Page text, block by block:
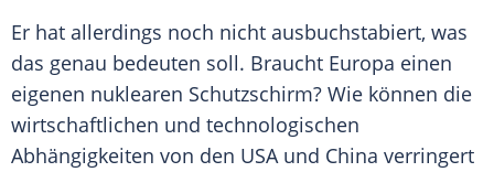
Er hat allerdings noch nicht ausbuchstabiert, was
das genau bedeuten soll. Braucht Europa einen
eigenen nuklearen Schutzschirm? Wie können die
wirtschaftlichen und technologischen
Abhängigkeiten von den USA und China verringert